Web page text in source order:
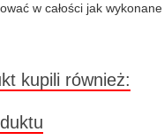
w całości jak wykonane
kupili również: